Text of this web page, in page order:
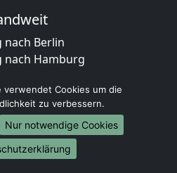
nach Berlin
nach Hamburg
nach Köln
nach Frankfurt am Main
nach Stuttgart
Düsseldorf
nach Leipzig
verwendet Cookies um die
zu verbessern.
Nur notwendige Cookies